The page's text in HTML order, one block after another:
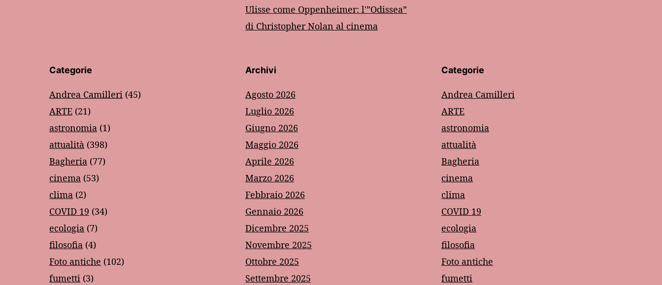
Ulisse come Oppenheimer: l'”Odissea”
di Christopher Nolan al cinema
Categorie
Andrea Camilleri (45)
ARTE (21)
astronomia (1)
attualità (398)
Bagheria (77)
cinema (53)
clima (2)
COVID 19 (34)
ecologia (7)
filosofia (4)
Foto antiche (102)
fumetti (3)
Archivi
Agosto 2026
Luglio 2026
Giugno 2026
Maggio 2026
Aprile 2026
Marzo 2026
Febbraio 2026
Gennaio 2026
Dicembre 2025
Novembre 2025
Ottobre 2025
Settembre 2025
Categorie
Andrea Camilleri
ARTE
astronomia
attualità
Bagheria
cinema
clima
COVID 19
ecologia
filosofia
Foto antiche
fumetti